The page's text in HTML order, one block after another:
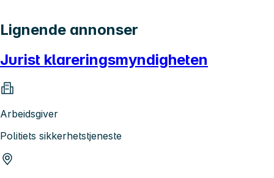
Lignende annonser
Jurist klareringsmyndigheten
Arbeidsgiver
Politiets sikkerhetstjeneste